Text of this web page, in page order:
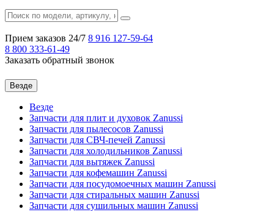
Прием заказов 24/7 8 916 127-59-64
8 800 333-61-49
Заказать обратный звонок
Везде
Везде
Запчасти для плит и духовок Zanussi
Запчасти для пылесосов Zanussi
Запчасти для СВЧ-печей Zanussi
Запчасти для холодильников Zanussi
Запчасти для вытяжек Zanussi
Запчасти для кофемашин Zanussi
Запчасти для посудомоечных машин Zanussi
Запчасти для стиральных машин Zanussi
Запчасти для сушильных машин Zanussi